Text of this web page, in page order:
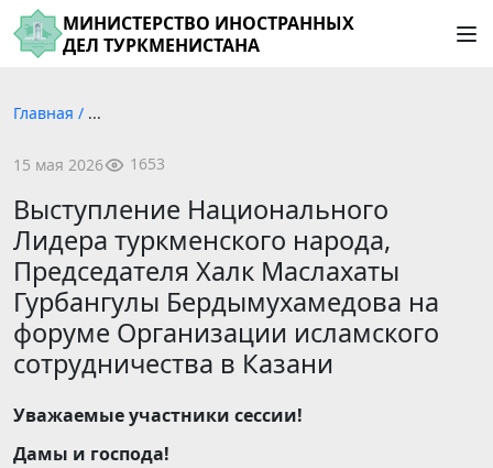
МИНИСТЕРСТВО ИНОСТРАННЫХ
ДЕЛ ТУРКМЕНИСТАНА
Главная / ...
15 мая 2026 1653
Выступление Национального
Лидера туркменского народа,
Председателя Халк Маслахаты
Гурбангулы Бердымухамедова на
форуме Организации исламского
сотрудничества в Казани
Уважаемые участники сессии!
Дамы и господа!